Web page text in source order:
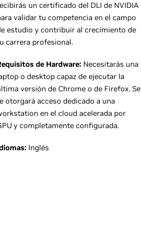
un certificado del DLI de NVIDIA
validar tu competencia en el campo
estudio y contribuir al crecimiento de
carrera profesional.
de Hardware: Necesitarás una
o desktop capaz de ejecutar la
versión de Chrome o de Firefox. Se
otorgará acceso dedicado a una
en el cloud acelerada por
y completamente configurada.
Inglés